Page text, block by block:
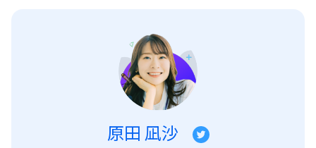
原田 凪沙